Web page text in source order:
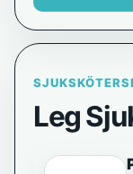
Leg